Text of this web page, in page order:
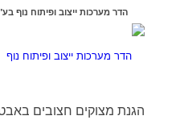
הדר מערכות ייצוב ופיתוח נוף
הגנת מצוקים חצובים